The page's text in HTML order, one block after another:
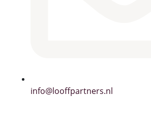
info@looffpartners.nl